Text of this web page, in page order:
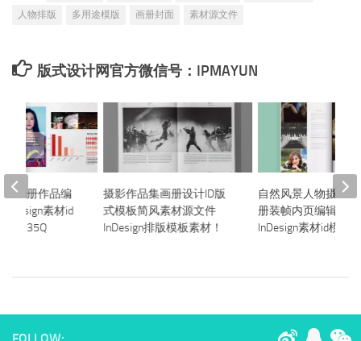
人物排版
多用途模版 画册封面 素材源文件
版式设计网官方微信号：IPMAYUN
摄影作品集画册设计ID版
式模板简风素材源文件
InDesign排版模板素材！
自然风景人物摄影
册装帧内页编辑排版
InDesign素材id模版
传画册作品编
素材id
235Q
FOLLOW: